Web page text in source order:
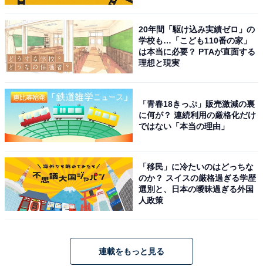
20年間「駆け込み実績ゼロ」の
学校も…「こども110番の家」
は本当に必要？ PTAが直面する
理想と現実
「青春18きっぷ」販売激減の裏
に何が？ 連続利用の厳格化だけ
ではない「本当の理由」
「移民」に冷たいのはどっちな
のか？ スイスの厳格過ぎる学歴
選別と、日本の曖昧過ぎる外国
人政策
連載をもっと見る